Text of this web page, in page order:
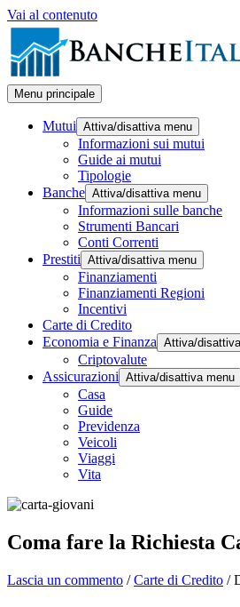
Vai al contenuto
Menu principale
Mutui Attiva/disattiva menu
Informazioni sui mutui
Guide ai mutui
Tipologie
Banche Attiva/disattiva menu
Informazioni sulle banche
Strumenti Bancari
Conti Correnti
Prestiti Attiva/disattiva menu
Finanziamenti
Finanziamenti Regioni
Incentivi
Carte di Credito
Economia e Finanza Attiva/
Criptovalute
Assicurazioni Attiva/disattiva menu
Casa
Guide
Previdenza
Veicoli
Viaggi
Vita
Coma fare la Richiesta
Lascia un commento /Carte di Credito /